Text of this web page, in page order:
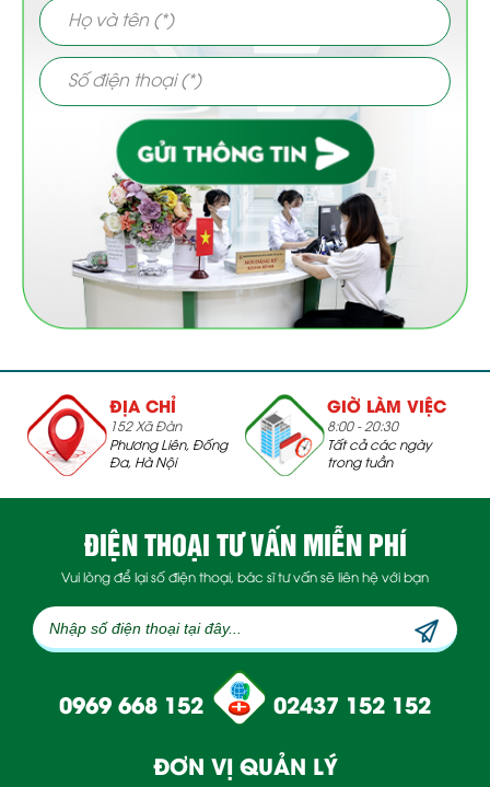
ĐỊA CHỈ
152 Xã Đàn
Phương Liên, Đống
Đa, Hà Nội
GIỜ LÀM VIỆC
8:00 - 20:30
Tất cả các ngày
trong tuần
ĐIỆN THOẠI TƯ VẤN MIỄN PHÍ
Vui lòng để lại số điện thoại, bác sĩ tư vấn sẽ liên hệ với bạn
0969 668 152
02437 152 152
ĐƠN VỊ QUẢN LÝ